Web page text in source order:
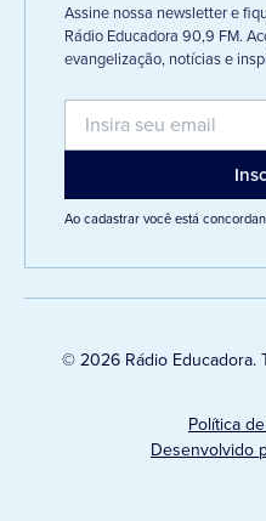
Assine nossa newsletter e
Rádio Educadora 90,9 FM.
evangelização, notícias e
Ao cadastrar você está
© 2026 Rádio Educadora.
Política
Desenvolvido